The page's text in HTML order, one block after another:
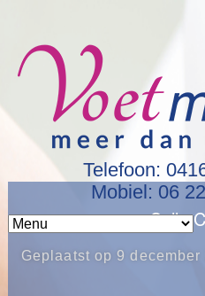
Telefoon:
Mobiel: 06
Callo
Geplaatst op 9 december